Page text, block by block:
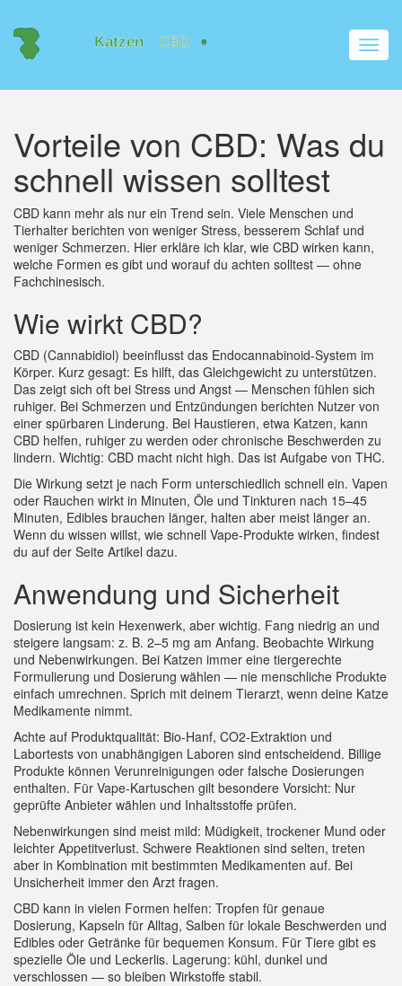
Vorteile von CBD: Was du
schnell wissen solltest
CBD kann mehr als nur ein Trend sein. Viele Menschen und
Tierhalter berichten von weniger Stress, besserem Schlaf und
weniger Schmerzen. Hier erkläre ich klar, wie CBD wirken kann,
welche Formen es gibt und worauf du achten solltest — ohne
Fachchinesisch.
Wie wirkt CBD?
CBD (Cannabidiol) beeinflusst das Endocannabinoid-System im
Körper. Kurz gesagt: Es hilft, das Gleichgewicht zu unterstützen.
Das zeigt sich oft bei Stress und Angst — Menschen fühlen sich
ruhiger. Bei Schmerzen und Entzündungen berichten Nutzer von
einer spürbaren Linderung. Bei Haustieren, etwa Katzen, kann
CBD helfen, ruhiger zu werden oder chronische Beschwerden zu
lindern. Wichtig: CBD macht nicht high. Das ist Aufgabe von THC.
Die Wirkung setzt je nach Form unterschiedlich schnell ein. Vapen
oder Rauchen wirkt in Minuten, Öle und Tinkturen nach 15–45
Minuten, Edibles brauchen länger, halten aber meist länger an.
Wenn du wissen willst, wie schnell Vape-Produkte wirken, findest
du auf der Seite Artikel dazu.
Anwendung und Sicherheit
Dosierung ist kein Hexenwerk, aber wichtig. Fang niedrig an und
steigere langsam: z. B. 2–5 mg am Anfang. Beobachte Wirkung
und Nebenwirkungen. Bei Katzen immer eine tiergerechte
Formulierung und Dosierung wählen — nie menschliche Produkte
einfach umrechnen. Sprich mit deinem Tierarzt, wenn deine Katze
Medikamente nimmt.
Achte auf Produktqualität: Bio-Hanf, CO2-Extraktion und
Labortests von unabhängigen Laboren sind entscheidend. Billige
Produkte können Verunreinigungen oder falsche Dosierungen
enthalten. Für Vape-Kartuschen gilt besondere Vorsicht: Nur
geprüfte Anbieter wählen und Inhaltsstoffe prüfen.
Nebenwirkungen sind meist mild: Müdigkeit, trockener Mund oder
leichter Appetitverlust. Schwere Reaktionen sind selten, treten
aber in Kombination mit bestimmten Medikamenten auf. Bei
Unsicherheit immer den Arzt fragen.
CBD kann in vielen Formen helfen: Tropfen für genaue
Dosierung, Kapseln für Alltag, Salben für lokale Beschwerden und
Edibles oder Getränke für bequemen Konsum. Für Tiere gibt es
spezielle Öle und Leckerlis. Lagerung: kühl, dunkel und
verschlossen — so bleiben Wirkstoffe stabil.